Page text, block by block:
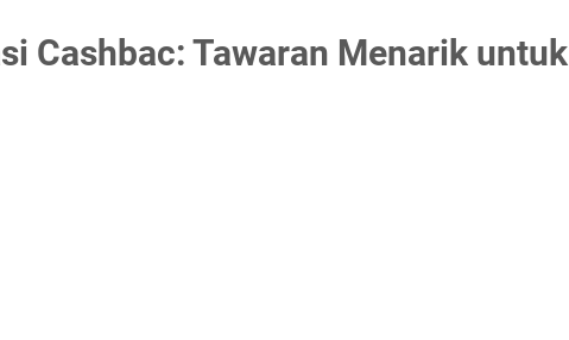
Cashbac: Tawaran Menarik untuk